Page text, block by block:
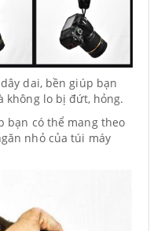
dai, bền giúp bạn
không lo bị đứt, hỏng.
bạn có thể mang theo
nhỏ của túi máy